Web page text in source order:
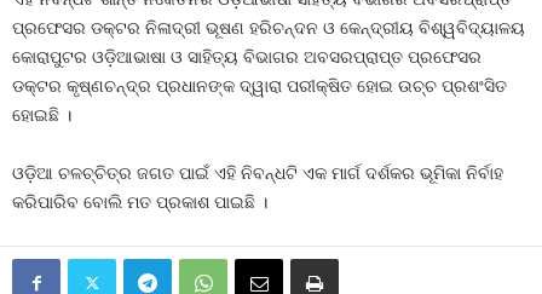
ପ୍ରଫେସର ଡକ୍ଟର ନିଳାଦ୍ରୀ ଭୂଷଣ ହରିଚନ୍ଦନ ଓ କେନ୍ଦ୍ରୀୟ ବିଶ୍ୱବିଦ୍ୟାଳୟ
କୋରାପୁଟର ଓଡ଼ିଆଭାଷା ଓ ସାହିତ୍ୟ ବିଭାଗର ଅବସରପ୍ରାପ୍ତ ପ୍ରଫେସର
ଡକ୍ଟର କୃଷ୍ଣଚନ୍ଦ୍ର ପ୍ରଧାନଙ୍କ ଦ୍ୱାରା ପରୀକ୍ଷିତ ହୋଇ ଉଚ୍ଚ ପ୍ରଶଂସିତ
ହୋଇଛି ।
ଓଡ଼ିଆ ଚଳଚ୍ଚିତ୍ର ଜଗତ ପାଇଁ ଏହି ନିବନ୍ଧଟି ଏକ ମାର୍ଗ ଦର୍ଶକର ଭୂମିକା ନିର୍ବାହ
କରିପାରିବ ବୋଲି ମତ ପ୍ରକାଶ ପାଇଛି ।